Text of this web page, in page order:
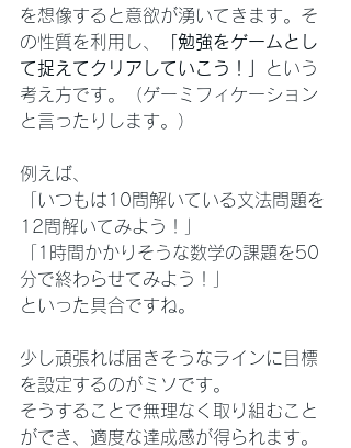
を想像すると意欲が湧いてきます。そ
の性質を利用し、
「勉強をゲームとし
て捉えてクリアしていこう！」
という
考え方です。（ゲーミフィケーション
と言ったりします。）
例えば、
「いつもは10問解いている文法問題を
12問解いてみよう！」
「1時間かかりそうな数学の課題を50
分で終わらせてみよう！」
といった具合ですね。
少し頑張れば届きそうなラインに目標
を設定するのがミソです。
そうすることで無理なく取り組むこと
ができ、適度な達成感が得られます。